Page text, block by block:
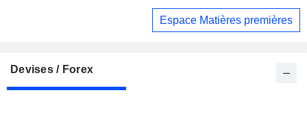
Espace Matières premières
Devises / Forex